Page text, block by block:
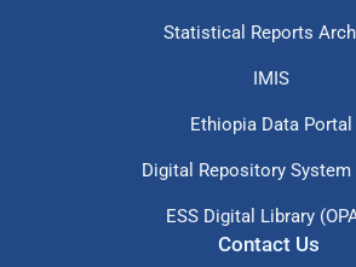
Statistical Reports
IMIS
Ethiopia Data Portal
Digital Repository System
ESS Digital Library
Contact Us